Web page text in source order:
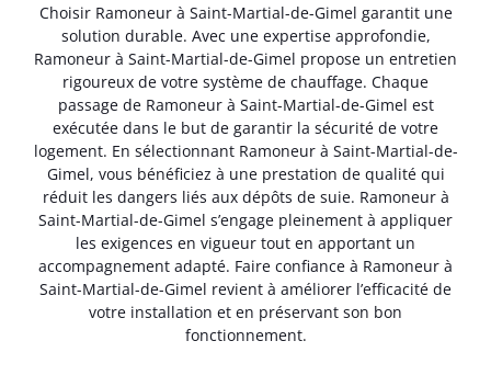
Choisir Ramoneur à Saint-Martial-de-Gimel garantit une
solution durable. Avec une expertise approfondie,
Ramoneur à Saint-Martial-de-Gimel propose un entretien
rigoureux de votre système de chauffage. Chaque
passage de Ramoneur à Saint-Martial-de-Gimel est
exécutée dans le but de garantir la sécurité de votre
logement. En sélectionnant Ramoneur à Saint-Martial-de-
Gimel, vous bénéficiez à une prestation de qualité qui
réduit les dangers liés aux dépôts de suie. Ramoneur à
Saint-Martial-de-Gimel s’engage pleinement à appliquer
les exigences en vigueur tout en apportant un
accompagnement adapté. Faire confiance à Ramoneur à
Saint-Martial-de-Gimel revient à améliorer l’efficacité de
votre installation et en préservant son bon
fonctionnement.